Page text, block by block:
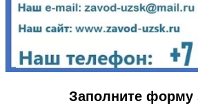
Заполните форму